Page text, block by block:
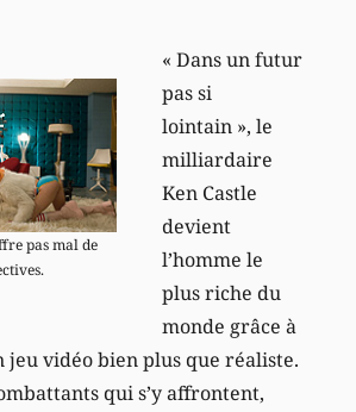
pas mal de
« Dans un futur
pas si
lointain », le
milliardaire
Ken Castle
devient
l’homme le
plus riche du
monde grâce à
jeu vidéo bien plus que réaliste.
qui s’y affrontent,